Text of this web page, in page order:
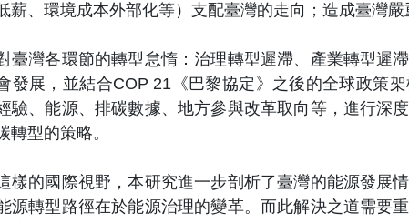
薪、環境成本外部化等）支配臺灣的走向；造成臺灣
灣各環節的轉型怠惰：治理轉型遲滯、產業轉型遲
發展，並結合COP 21《巴黎協定》之後的全球政策
驗、能源、排碳數據、地方參與改革取向等，進行深
轉型的策略。
的國際視野，本研究進一步剖析了臺灣的能源發展
源轉型路徑在於能源治理的變革。而此解決之道需要